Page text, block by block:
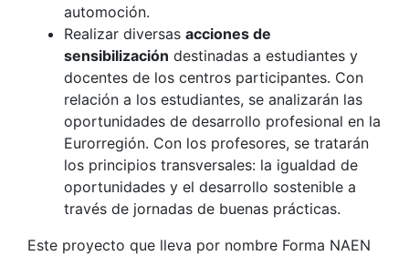
automoción.
Realizar diversas acciones de
sensibilización destinadas a estudiantes y
docentes de los centros participantes. Con
relación a los estudiantes, se analizarán las
oportunidades de desarrollo profesional en la
Eurorregión. Con los profesores, se tratarán
los principios transversales: la igualdad de
oportunidades y el desarrollo sostenible a
través de jornadas de buenas prácticas.
Este proyecto que lleva por nombre Forma NAEN